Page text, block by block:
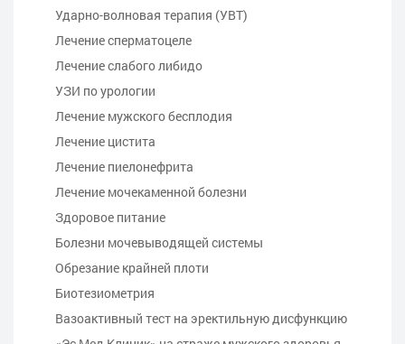
Ударно-волновая терапия (УВТ)
Лечение сперматоцеле
Лечение слабого либидо
УЗИ по урологии
Лечение мужского бесплодия
Лечение цистита
Лечение пиелонефрита
Лечение мочекаменной болезни
Здоровое питание
Болезни мочевыводящей системы
Обрезание крайней плоти
Биотезиометрия
Вазоактивный тест на эректильную дисфункцию